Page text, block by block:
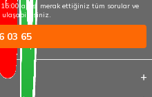
arası merak ettiğiniz tüm sorular ve
03 65